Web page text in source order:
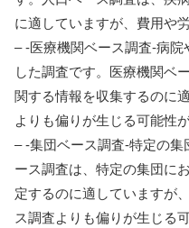
に適していますが、費用や
– -医療機関ベース調査-病院
した調査です。医療機関ベ
関する情報を収集するのに
よりも偏りが生じる可能性
– -集団ベース調査-特定の
ース調査は、特定の集団に
定するのに適していますが
ス調査よりも偏りが生じる